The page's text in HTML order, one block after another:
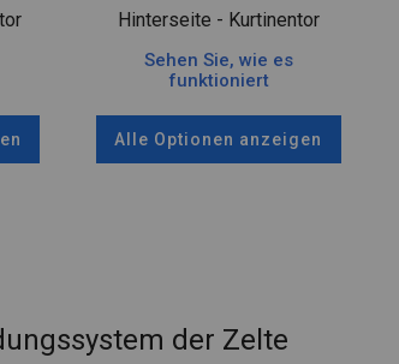
Hinterseite - Kurtinentor
Sehen Sie, wie es
funktioniert
Alle Optionen anzeigen
der Zelte